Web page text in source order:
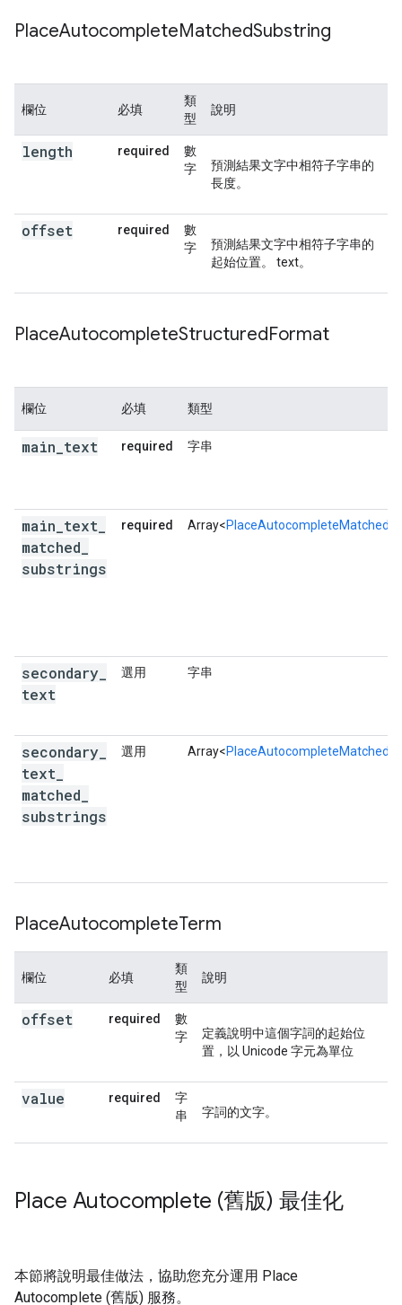
PlaceAutocompleteMatchedSubstring
欄位 必填
類
型
說明
length required
數
字
預測結果文字中相符子字串的
長度。
offset required
數
字
預測結果文字中相符子字串的
起始位置。 text。
PlaceAutocompleteStructuredFormat
欄位 必填 類型
main text required 字串
main text
matched
substrings
required Array<
secondary
text
選用 字串
secondary
text
matched
substrings
選用 Array<
PlaceAutocompleteTerm
欄位 必填
類
型
說明
offset required
數
字
定義說明中這個字詞的起始位
置，以 Unicode 字元為單位
value required
字
串
字詞的文字。
Place Autocomplete (舊版) 最佳化
本節將說明最佳做法，協助您充分運用 Place
Autocomplete (舊版) 服務。